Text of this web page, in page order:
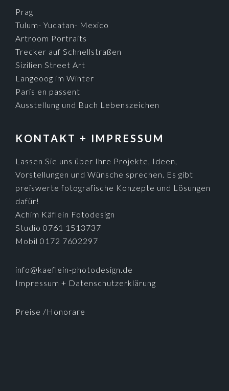
Prag
Tulum- Yucatan- Mexico
Artroom Portraits
Trecker auf Schnellstraßen
Sizilien Street Art
Langeoog im Winter
Paris en passent
Ausstellung und Buch Lebenszeichen
KONTAKT + IMPRESSUM
Lassen Sie uns über Ihre Projekte, Ideen,
Vorstellungen und Wünsche sprechen. Es gibt
preiswerte fotografische Konzepte und Lösungen
dafür!
Achim Käflein Fotodesign
Studio 0761 1513737
Mobil 0172 7602297
info@kaeflein-photodesign.de
Impressum + Datenschutzerklärung
Preise /Honorare